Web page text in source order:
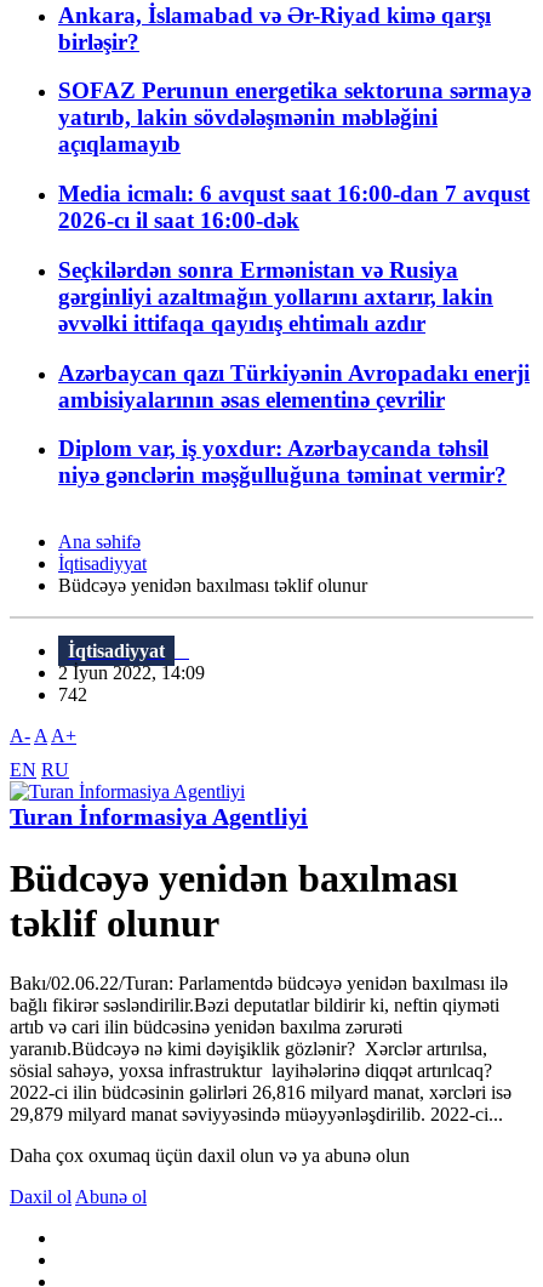
Ankara, İslamabad və Ər-Riyad kimə qarşı
birləşir?
SOFAZ Perunun energetika sektoruna sərmayə
yatırıb, lakin sövdələşmənin məbləğini
açıqlamayıb
Media icmalı: 6 avqust saat 16:00-dan 7 avqust
2026-cı il saat 16:00-dək
Seçkilərdən sonra Ermənistan və Rusiya
gərginliyi azaltmağın yollarını axtarır, lakin
əvvəlki ittifaqa qayıdış ehtimalı azdır
Azərbaycan qazı Türkiyənin Avropadakı enerji
ambisiyalarının əsas elementinə çevrilir
Diplom var, iş yoxdur: Azərbaycanda təhsil
niyə gənclərin məşğulluğuna təminat vermir?
Ana səhifə
İqtisadiyyat
Büdcəyə yenidən baxılması təklif olunur
İqtisadiyyat
2 İyun 2022, 14:09
742
A- A A+
EN RU
Turan İnformasiya Agentliyi
Büdcəyə yenidən baxılması
təklif olunur
Bakı/02.06.22/Turan: Parlamentdə büdcəyə yenidən baxılması ilə
bağlı fikirər səsləndirilir.Bəzi deputatlar bildirir ki, neftin qiyməti
artıb və cari ilin büdcəsinə yenidən baxılma zərurəti
yaranıb.Büdcəyə nə kimi dəyişiklik gözlənir? Xərclər artırılsa,
sösial sahəyə, yoxsa infrastruktur layihələrinə diqqət artırılcaq?
2022-ci ilin büdcəsinin gəlirləri 26,816 milyard manat, xərcləri isə
29,879 milyard manat səviyyəsində müəyyənləşdirilib. 2022-ci...
Daha çox oxumaq üçün daxil olun və ya abunə olun
Daxil ol Abunə ol